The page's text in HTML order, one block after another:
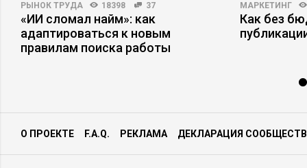
РЫНОК ТРУДА 18398 37
«ИИ сломал найм»: как
адаптироваться к новым
правилам поиска работы
МАРКЕТИНГ
Как без
О ПРОЕКТЕ F.A.Q. РЕКЛАМА ДЕКЛАРАЦИЯ